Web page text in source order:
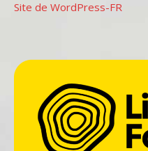
Site de WordPress-FR